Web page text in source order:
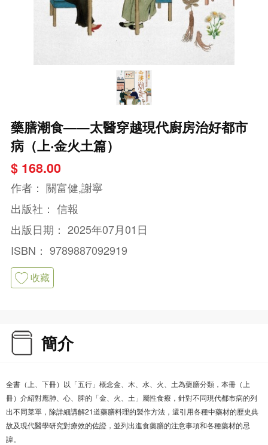
藥膳潮食——太醫穿越現代廚房治好都市
病（上‧金火土篇）
$ 168.00
作者： 關富健,謝寧
出版社： 信報
出版日期： 2025年07月01日
ISBN： 9789887092919
收藏
簡介
全書（上、下冊）以「五行」概念金、木、水、火、土為藥膳分類，本冊（上
冊）介紹對應肺、心、脾的「金、火、土」屬性食療，針對不同現代都市病的列
出不同菜單，除詳細講解21道藥膳料理的製作方法，還引用各種中藥材的歷史典
故及現代醫學研究對療效的佐證，並列出進食藥膳的注意事項和各種藥材的忌
諱。